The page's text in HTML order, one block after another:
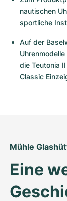
Gebraucht
Damenuhren
Gebraucht
Damenuhren
nautischen
sportliche
Auf der
die Teutonia
Classic
Mühle
Eine